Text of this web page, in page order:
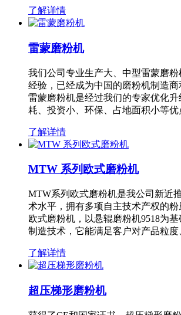
了解详情
雷蒙磨粉机
我们公司专业生产大、中型雷蒙磨
经验，已经成为中国的磨粉机制造商
雷蒙磨粉机是经过我们的专家优化
耗、投资小、环保、占地面积小等
了解详情
MTW 系列欧式磨粉机
MTW系列欧式磨粉机是我公司新近
术水平，拥有多项自主技术产权的
欧式磨粉机，以悬辊磨粉机9518为
制造技术，它能满足客户对产品粒
了解详情
超压梯形磨粉机